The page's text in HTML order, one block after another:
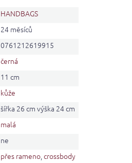
HANDBAGS
24 měsíců
0761212619915
černá
11 cm
kůže
šířka 26 cm výška 24 cm
malá
ne
přes rameno,crossbody